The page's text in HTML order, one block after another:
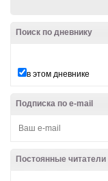
Поиск по дневнику
в этом дневнике
Подписка по e-mail
Постоянные читатели